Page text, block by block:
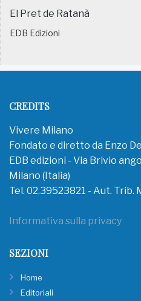
El Pret de Ratanà
EDB Edizioni
CREDITS
Vivere Milano
Fondato e diretto da Enzo
EDB edizioni - Via Brivio
Milano (Italia)
Tel. 02.39523821 - Aut. Trib.
Informativa sulla privacy
SEZIONI
Home
Editoriali